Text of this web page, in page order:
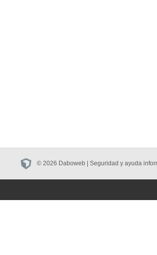
© 2026 Daboweb | Seguridad y ayuda